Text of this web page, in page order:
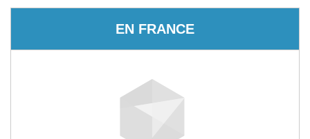
EN FRANCE